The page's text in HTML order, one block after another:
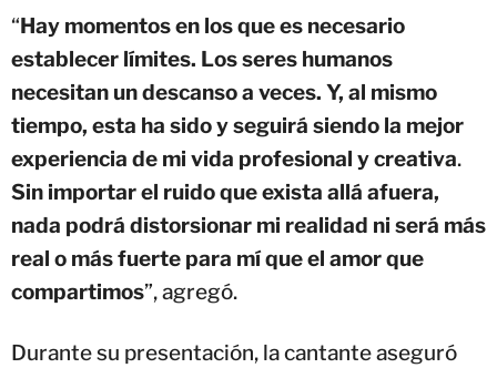
“Hay momentos en los que es necesario
establecer límites. Los seres humanos
necesitan un descanso a veces. Y, al mismo
tiempo, esta ha sido y seguirá siendo la mejor
experiencia de mi vida profesional y creativa.
Sin importar el ruido que exista allá afuera,
nada podrá distorsionar mi realidad ni será más
real o más fuerte para mí que el amor que
compartimos”, agregó.
Durante su presentación, la cantante aseguró